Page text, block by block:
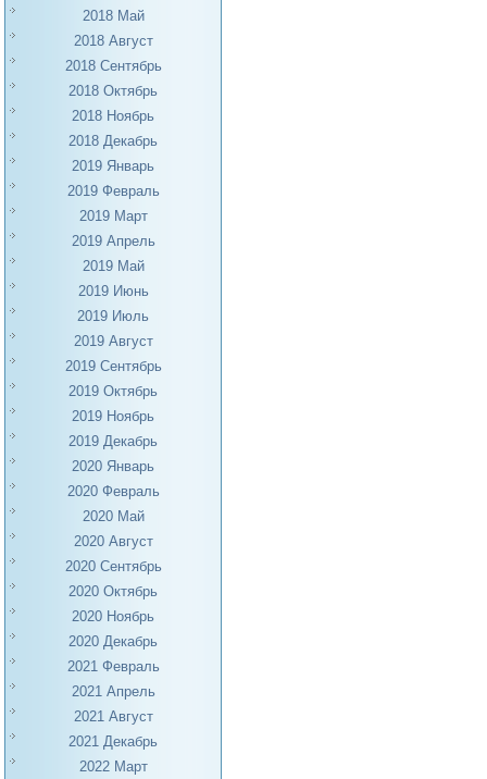
2018 Май
2018 Август
2018 Сентябрь
2018 Октябрь
2018 Ноябрь
2018 Декабрь
2019 Январь
2019 Февраль
2019 Март
2019 Апрель
2019 Май
2019 Июнь
2019 Июль
2019 Август
2019 Сентябрь
2019 Октябрь
2019 Ноябрь
2019 Декабрь
2020 Январь
2020 Февраль
2020 Май
2020 Август
2020 Сентябрь
2020 Октябрь
2020 Ноябрь
2020 Декабрь
2021 Февраль
2021 Апрель
2021 Август
2021 Декабрь
2022 Март